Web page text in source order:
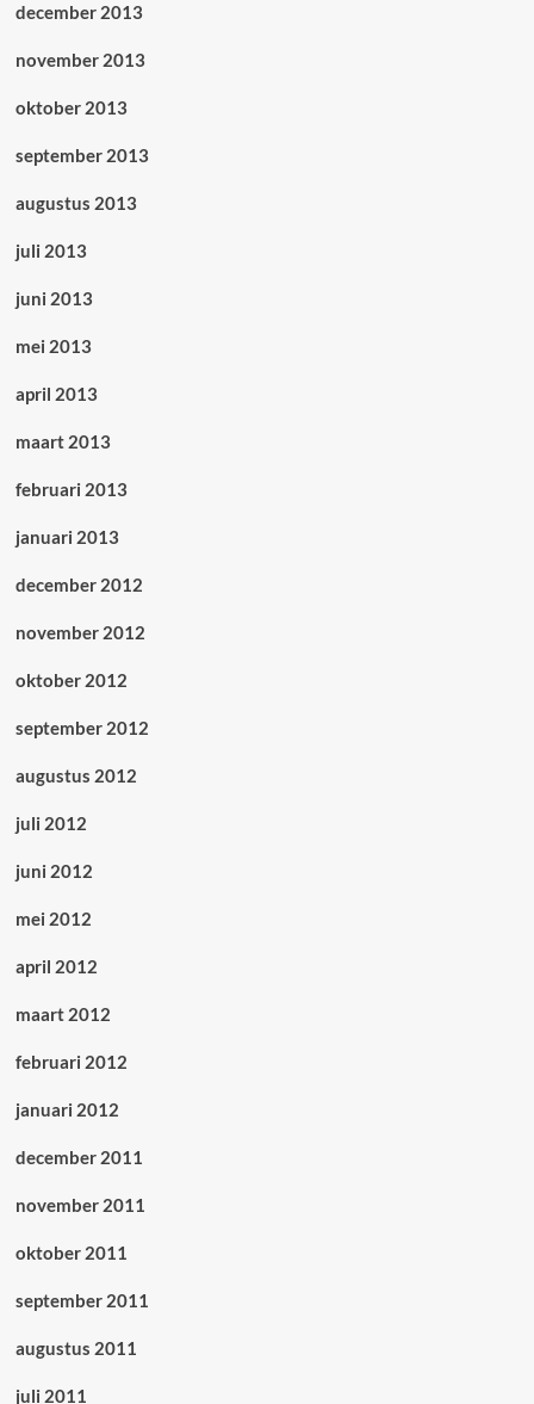
december 2013
november 2013
oktober 2013
september 2013
augustus 2013
juli 2013
juni 2013
mei 2013
april 2013
maart 2013
februari 2013
januari 2013
december 2012
november 2012
oktober 2012
september 2012
augustus 2012
juli 2012
juni 2012
mei 2012
april 2012
maart 2012
februari 2012
januari 2012
december 2011
november 2011
oktober 2011
september 2011
augustus 2011
juli 2011